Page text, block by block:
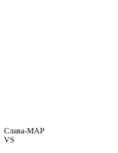
Слава-МАР
VS